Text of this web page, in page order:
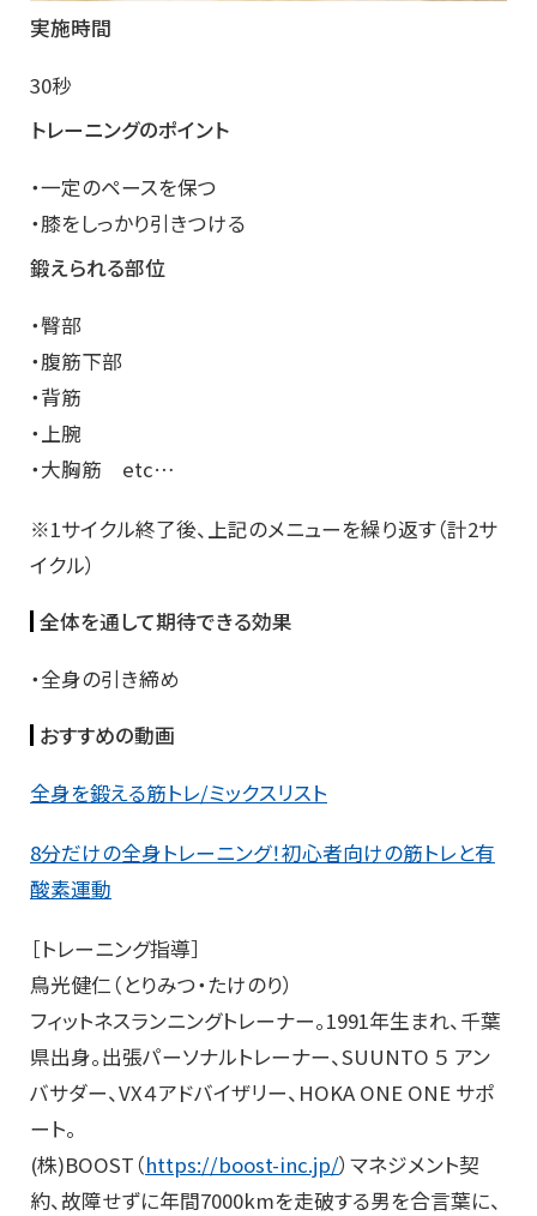
実施時間
30秒
トレーニングのポイント
・一定のペースを保つ
・膝をしっかり引きつける
鍛えられる部位
・臀部
・腹筋下部
・背筋
・上腕
・大胸筋 etc…
※1サイクル終了後、上記のメニューを繰り返す（計2サ
イクル）
全体を通して期待できる効果
・全身の引き締め
おすすめの動画
全身を鍛える筋トレ/ミックスリスト
8分だけの全身トレーニング！初心者向けの筋トレと有
酸素運動
［トレーニング指導］
鳥光健仁（とりみつ・たけのり）
フィットネスランニングトレーナー。1991年生まれ、千葉
県出身。出張パーソナルトレーナー、SUUNTO ５ アン
バサダー、VX４アドバイザリー、HOKA ONE ONE サポ
ート。
(株)BOOST（https://boost-inc.jp/）マネジメント契
約、故障せずに年間7000kmを走破する男を合言葉に、